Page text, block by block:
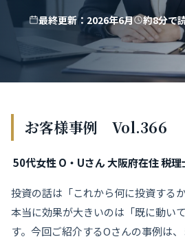
最終更新：2026年6月 約8分で
お客様事例 Vol.366
50代女性 O・Uさん 大阪府在住 税理
投資の話は「これから何に投資する
本当に効果が大きいのは「既に動い
す。今回ご紹介するOさんの事例は